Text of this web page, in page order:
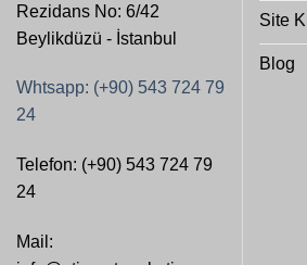
Rezidans No: 6/42
Beylikdüzü - İstanbul
Whtsapp: (+90) 543 724 79
24
Telefon: (+90) 543 724 79
24
Mail:
Site
Blog